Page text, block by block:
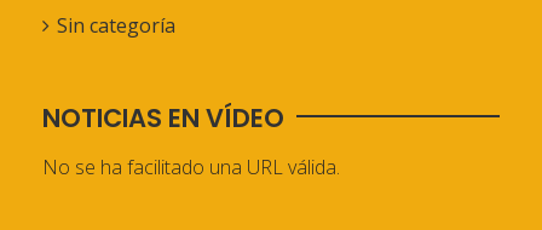
Sin categoría
NOTICIAS EN VÍDEO
No se ha facilitado una URL válida.